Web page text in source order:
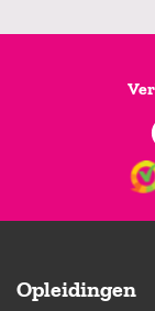
Opleidingen